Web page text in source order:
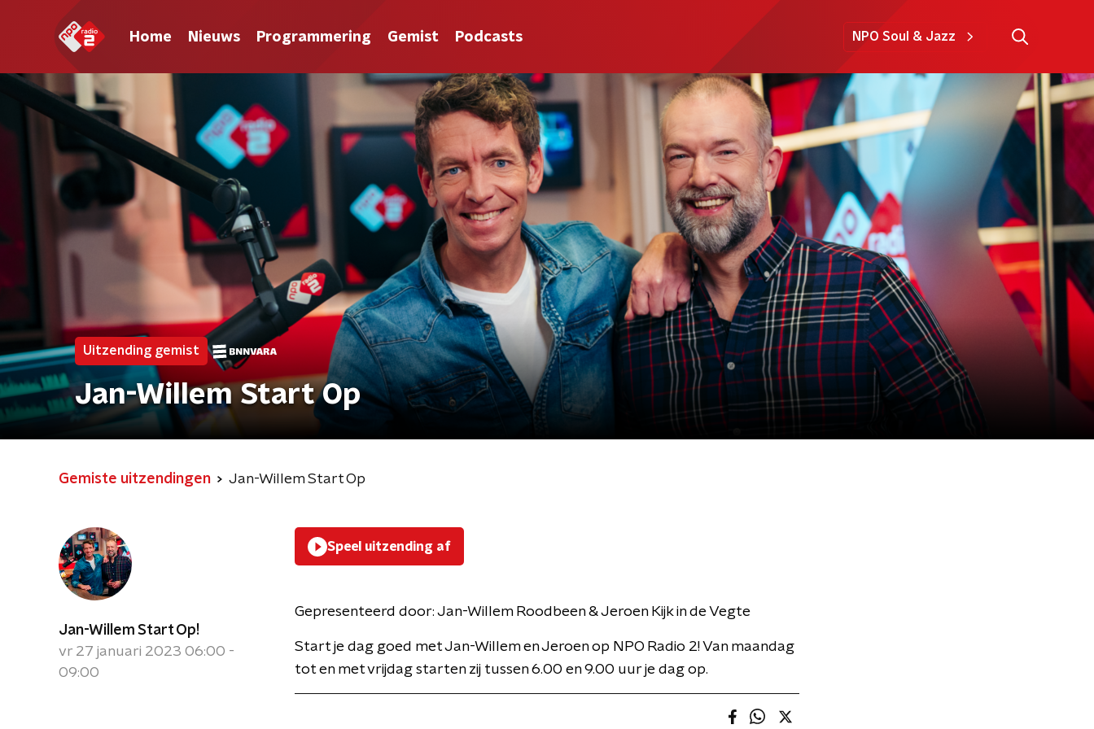
Home Nieuws Programmering Gemist Podcasts NPO Soul & Jazz
Uitzending gemist
Jan-Willem Start Op
Gemiste uitzendingen Jan-Willem Start Op
Jan-Willem Start Op!
vr 27 januari 2023 06:00 -
09:00
Speel uitzending af
Gepresenteerd door: Jan-Willem Roodbeen & Jeroen Kijk in de Vegte
Start je dag goed met Jan-Willem en Jeroen op NPO Radio 2! Van maandag
tot en met vrijdag starten zij tussen 6.00 en 9.00 uur je dag op.